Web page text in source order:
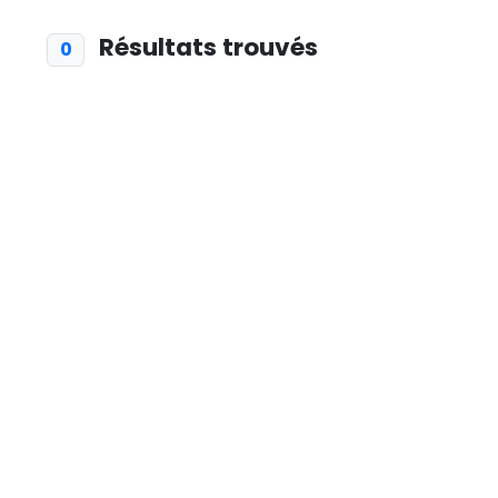
0 Résultats trouvés